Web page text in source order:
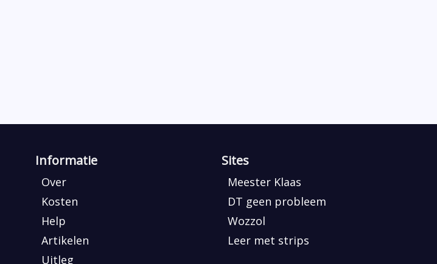
Informatie
Over
Kosten
Help
Artikelen
Uitleg
Sites
Meester Klaas
DT geen probleem
Wozzol
Leer met strips